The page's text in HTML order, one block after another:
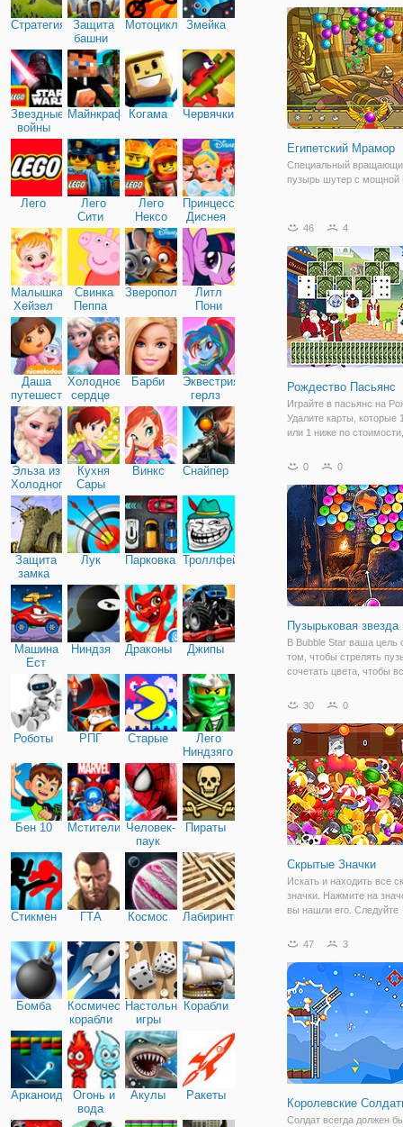
Стратегия
Защита
башни
МотоциклыЗмейка
Звездные
войны
МайнкрафтКогама Червячки
Лего
Лего
Сити
Лего
Нексо
Найтс
Принцессы
Диснея
Малышка
Хейзел
Свинка
Пеппа
Зверополис
Литл
Пони
Дружба
Даша
путешественница
Холодное
сердце
Барби
Эквестрия
герлз
Эльза из
Холодного
сердца
Кухня
Сары
Винкс Снайпер
Защита
замка
Лук Парковка Троллфейс
Машина
Ест
Машину
Ниндзя Драконы Джипы
Роботы РПГ Старые
Лего
Ниндзяго
Бен 10 Мстители Человек-
паук
Пираты
Стикмен ГТА Космос Лабиринты
Бомба
Космические
корабли
Настольные
игры
Корабли
Арканоид
Огонь и
вода
Акулы Ракеты
Египетский Мрамор
Специальный
пузырь шутер с мощной
46 4
Рождество Пасьянс
Играйте в пасьянс на
Удалите карты, которые
или 1 ниже по
0
0
Пузырьковая звезда
В Bubble Star ваша цель
том, чтобы стрелять
сочетать цвета, чтобы
найти НЛО и вернуться
соответствовать
количеству
30 0
Скрытые Значки
Искать и находить все
значки. Нажмите на
вы нашли его. Следуйте
таймер, найти объекты
количество элементов,
в цель.
47 3
Королевские
Солдат всегда должен